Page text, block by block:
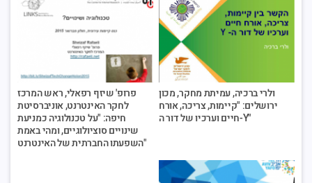
פרופ' שיזף רפאלי, ראש המרכז
לחקר האינטרנט, אוניברסיטת
חיפה: "על טכנולוגיה כמניעת
שינויים סוציולוגיים, ומהי באמת
השפעתו החברתית של האינטרנט"
ולרי ברכיה, עמיתת מחקר, מכון
ירושלים: "קיימות, צריכה, אורח
חיים וערכיו של דור ה-Y"